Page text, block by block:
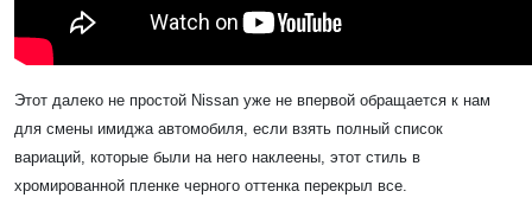
Этот далеко не простой Nissan уже не впервой обращается к нам
для смены имиджа автомобиля, если взять полный список
вариаций, которые были на него наклеены, этот стиль в
хромированной пленке черного оттенка перекрыл все.